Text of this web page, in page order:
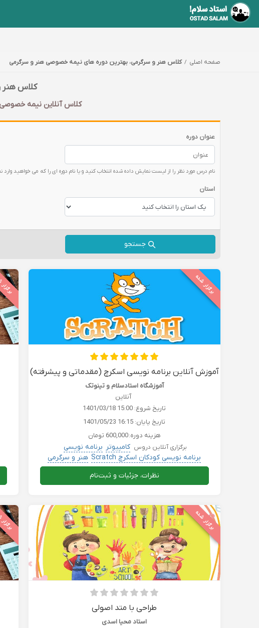
صفحه اصلی کلاس هنر و سرگرمی، بهترین دوره های نیمه خصوصی هنر و سرگرمی
کلاس هنر
کلاس آنلاین نیمه
عنوان دوره
نام درس مورد نظر را از لیست نمایش داده شده انتخاب کنید و یا نام دوره ای را که می خواهید وارد
استان
جستجو
برگزار شده
آموزش آنلاین برنامه نویسی اسکرچ (مقدماتی و پیشرفته)
آموزشگاه استادسلام و تینوتک
آنلاین
تاریخ شروع: 1401/03/18 15:00
تاریخ پایان: 1401/05/23 16:15
هزینه دوره:600,000 تومان
برگزاری آنلاین دروس کامپیوتر برنامه نویسی
برنامه نویسی کودکان اسکرچ Scratch
هنر و سرگرمی
کامپیوتر حسابداری بورس کریپتو کودک و خردسال
نظرات، جزئیات و ثبت‌نام
برگزار شده
طراحی با متد اصولی
استاد محیا اسدی